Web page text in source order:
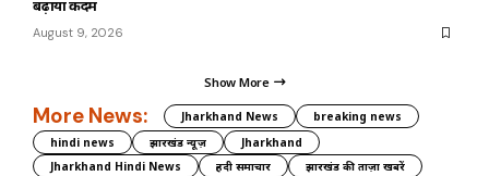
बढ़ाया कदम
August 9, 2026
Show More
More News: Jharkhand News
breaking news
hindi news
झारखंड न्यूज़
Jharkhand
Jharkhand Hindi News
हिंदी समाचार
झारखंड की ताज़ा खबरें